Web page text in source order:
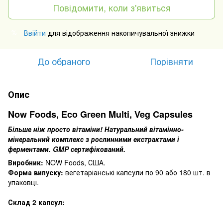
Повідомити, коли з'явиться
Ввійти для відображення накопичувальної знижки
До обраного Порівняти
Опис
Now Foods, Eco Green Multi, Veg Capsules
Більше ніж просто вітаміни! Натуральний вітамінно-
мінеральний комплекс з рослинними екстрактами і
ферментами. GMP сертифікований.
Виробник: NOW Foods, США.
Форма випуску: вегетаріанські капсули по 90 або 180 шт. в
упаковці.
Склад 2 капсул: